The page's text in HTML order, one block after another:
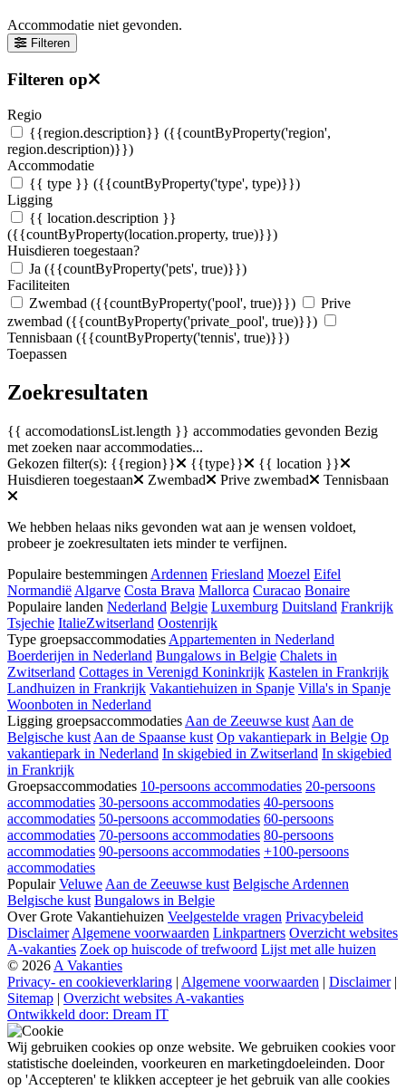
Accommodatie niet gevonden.
Filteren
Filteren op
Regio
{{region.description}} ({{countByProperty('region',
region.description)}})
Accommodatie
{{ type }} ({{countByProperty('type', type)}})
Ligging
{{ location.description }}
({{countByProperty(location.property, true)}})
Huisdieren toegestaan?
Ja ({{countByProperty('pets', true)}})
Faciliteiten
Zwembad ({{countByProperty('pool', true)}})
Prive
zwembad ({{countByProperty('private_pool', true)}})
Tennisbaan ({{countByProperty('tennis', true)}})
Toepassen
Zoekresultaten
{{ accomodationsList.length }} accommodaties gevonden Bezig
met zoeken naar accommodaties...
Gekozen filter(s): {{region}} {{type}}
{{ location }}
Huisdieren toegestaan
Zwembad Prive zwembad Tennisbaan
We hebben helaas niks gevonden wat aan je wensen voldoet,
probeer je zoekresultaten iets minder te verfijnen.
Populaire bestemmingen Ardennen Friesland Moezel Eifel
Normandië Algarve Costa Brava Mallorca Curacao Bonaire
Populaire landen Nederland Belgie Luxemburg Duitsland Frankrijk
Tsjechie ItalieZwitserland Oostenrijk
Type groepsaccommodaties Appartementen in Nederland
Boerderijen in Nederland Bungalows in Belgie Chalets in
Zwitserland Cottages in Verenigd Koninkrijk Kastelen in Frankrijk
Landhuizen in Frankrijk Vakantiehuizen in Spanje Villa's in Spanje
Woonboten in Nederland
Ligging groepsaccommodaties Aan de Zeeuwse kust Aan de
Belgische kust Aan de Spaanse kust Op vakantiepark in Belgie Op
vakantiepark in Nederland In skigebied in Zwitserland In skigebied
in Frankrijk
Groepsaccommodaties 10-persoons accommodaties 20-persoons
accommodaties 30-persoons accommodaties 40-persoons
accommodaties 50-persoons accommodaties 60-persoons
accommodaties 70-persoons accommodaties 80-persoons
accommodaties 90-persoons accommodaties +100-persoons
accommodaties
Populair Veluwe Aan de Zeeuwse kust Belgische Ardennen
Belgische kust Bungalows in Belgie
Over Grote Vakantiehuizen Veelgestelde vragen Privacybeleid
Disclaimer Algemene voorwaarden Linkpartners Overzicht websites
A-vakanties Zoek op huiscode of trefwoord Lijst met alle huizen
© 2026 A Vakanties
Privacy- en cookieverklaring | Algemene voorwaarden | Disclaimer |
Sitemap | Overzicht websites A-vakanties
Ontwikkeld door: Dream IT
Wij gebruiken cookies op onze website. We gebruiken cookies voor
statistische doeleinden, voorkeuren en marketingdoeleinden. Door
op 'Accepteren' te klikken accepteer je het gebruik van alle cookies